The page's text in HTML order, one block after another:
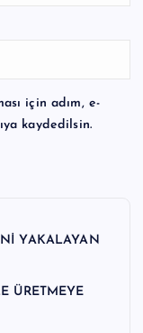
için adım, e-
kaydedilsin.
YAKALAYAN
ÜRETMEYE